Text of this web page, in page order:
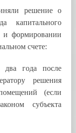
решение о
капитального
и формировании
счете:
два года после
решения
(если
субъекта